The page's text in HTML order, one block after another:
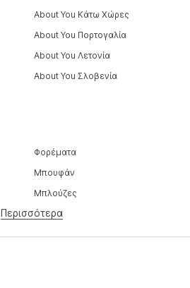
Φορέματα
Μπουφάν
Μπλούζες
Εσώρουχα
Περισσότερα
About You Κάτω Χώρες
About You Πορτογαλία
About You Λετονία
About You Σλοβενία